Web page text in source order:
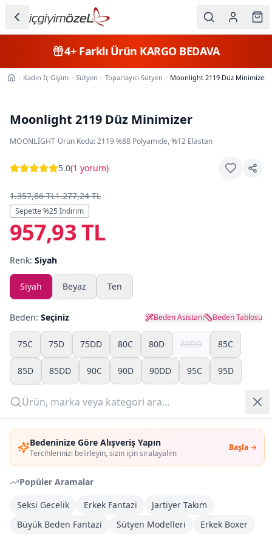
Bedeninize Göre Alışveriş Yapın
Tercihlerinizi belirleyin, sizin için sıralayalım
Başla →
Popüler Aramalar
Seksi Gecelik
Erkek Fantazi
Jartiyer Takım
Büyük Beden Fantazi
Sütyen Modelleri Erkek Boxer
Kategorileri
Çocuk
Fantazi
Büyük
Beden
Markalar
Plaj & Mayo
Yazlık Pijama
Kampanyalar
Yeni Gelenler
OUTLET
Giriş Yap
Üye Ol
4+Farklı Ürün KARGO BEDAVA
Ana SayfaKadın İç Giyim Sütyen Toparlayıcı Sütyen Moonlight 2119 Düz Minimizer
Moonlight 2119 Düz Minimizer
MOONLIGHT·Ürün Kodu:2119·%88 Polyamide, %12 Elastan
5.0(1 yorum)
1.357,86 TL1.277,24 TL
Sepette %25 İndirim
957,93 TL
Renk: Siyah
Siyah Beyaz Ten
Beden: Seçiniz Beden Asistanı Beden Tablosu
75C 75D 75DD 80C 80D 80DD 85C
85D 85DD 90C 90D 90DD 95C 95D
95DD
Adet:
Sepete Ekle
Şimdi Al